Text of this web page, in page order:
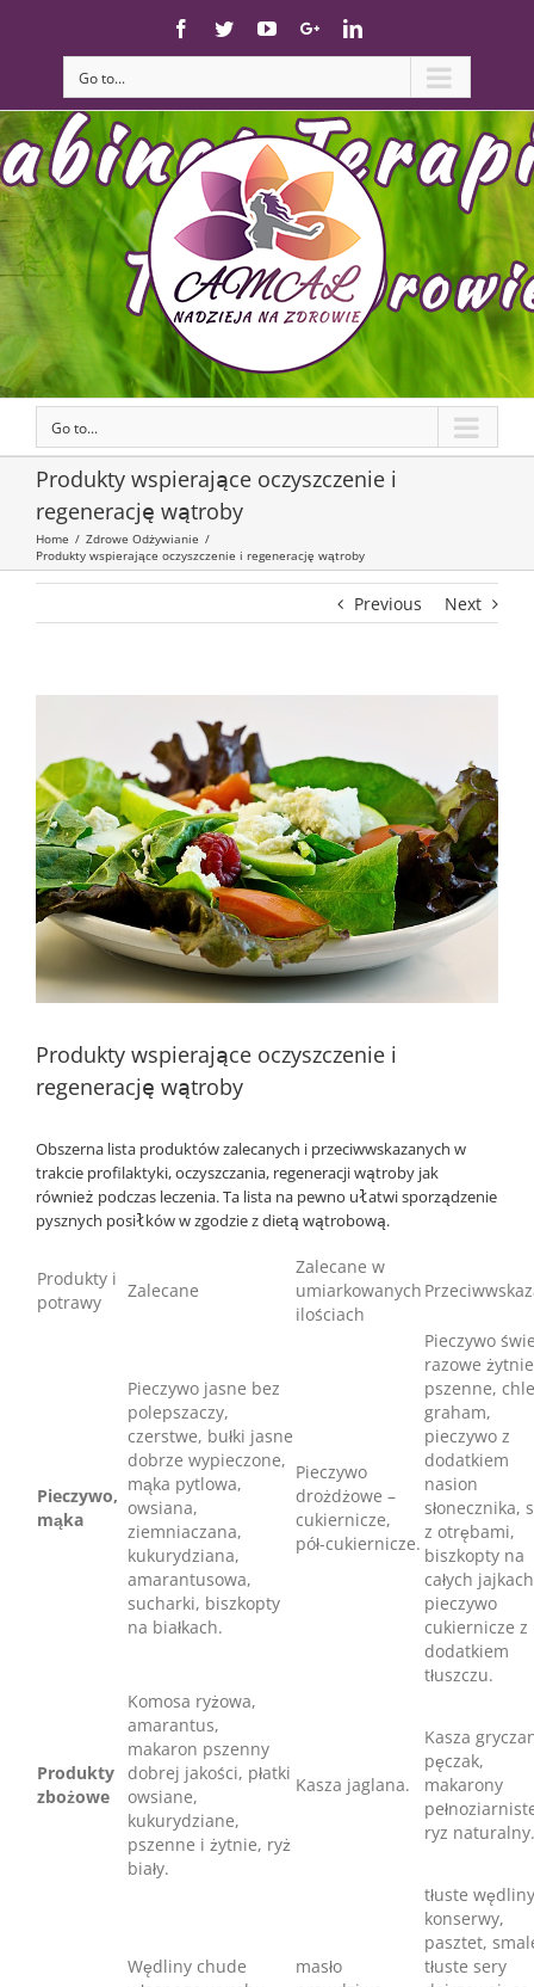
Facebook
TwitterYouTubeGoogle+Linkedin
Go to...
Go to...
Produkty wspierające oczyszczenie i
regenerację wątroby
Home / Zdrowe Odżywianie /
Produkty wspierające oczyszczenie i regenerację wątroby
Previous Next
Produkty wspierające oczyszczenie i
regenerację wątroby
Obszerna lista produktów zalecanych i przeciwwskazanych w
trakcie profilaktyki, oczyszczania, regeneracji wątroby jak
również podczas leczenia. Ta lista na pewno ułatwi sporządzenie
pysznych posiłków w zgodzie z dietą wątrobową.
Produkty i
potrawy
Zalecane
Zalecane w
umiarkowanych
ilościach
Pieczywo,
mąka
Pieczywo jasne bez
polepszaczy,
czerstwe, bułki jasne
dobrze wypieczone,
mąka pytlowa,
owsiana,
ziemniaczana,
kukurydziana,
amarantusowa,
sucharki, biszkopty
na białkach.
Pieczywo
drożdżowe –
cukiernicze,
pół-cukiernicze.
Pieczywo
razowe
pszenne,
graham,
pieczywo z
dodatkiem
nasion
słonecznika,
z otrębami,
biszkopty na
całych
pieczywo
cukiernicze z
dodatkiem
tłuszczu.
Produkty
zbożowe
Komosa ryżowa,
amarantus,
makaron pszenny
dobrej jakości, płatki
owsiane,
kukurydziane,
pszenne i żytnie, ryż
biały.
Kasza jaglana.
Kasza
pęczak,
makarony
ryz naturalny.
Wędliny chude
masło
tłuste
konserwy,
pasztet,
tłuste sery